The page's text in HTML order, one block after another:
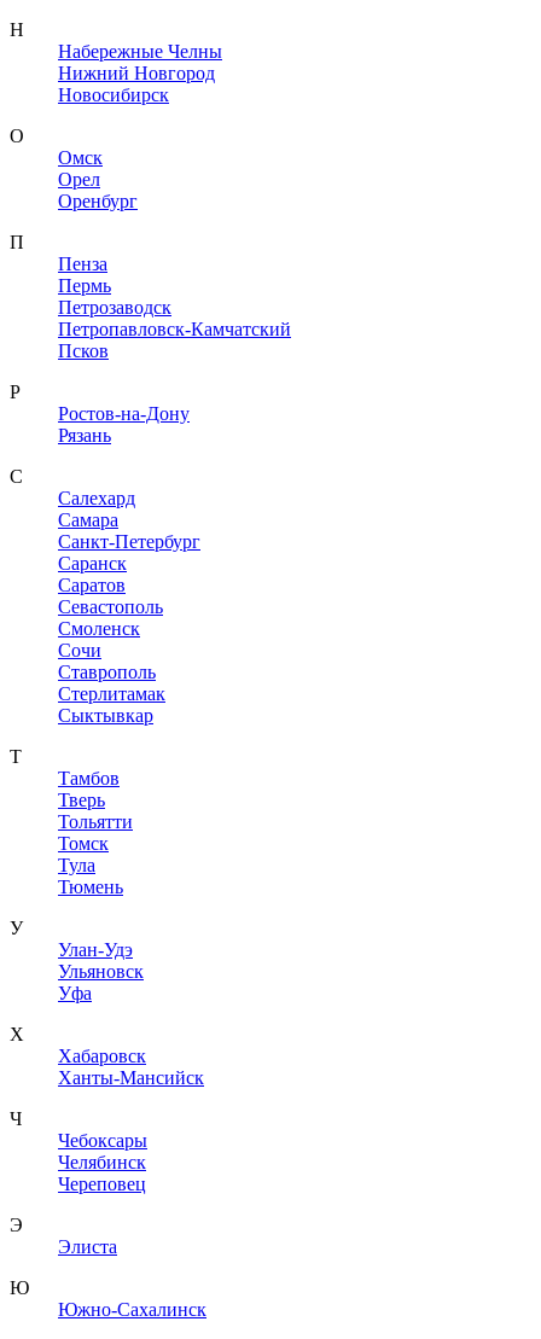
Н
Набережные Челны
Нижний Новгород
Новосибирск
О
Омск
Орел
Оренбург
П
Пенза
Пермь
Петрозаводск
Петропавловск-Камчатский
Псков
Р
Ростов-на-Дону
Рязань
С
Салехард
Самара
Санкт-Петербург
Саранск
Саратов
Севастополь
Смоленск
Сочи
Ставрополь
Стерлитамак
Сыктывкар
Т
Тамбов
Тверь
Тольятти
Томск
Тула
Тюмень
У
Улан-Удэ
Ульяновск
Уфа
Х
Хабаровск
Ханты-Мансийск
Ч
Чебоксары
Челябинск
Череповец
Э
Элиста
Ю
Южно-Сахалинск